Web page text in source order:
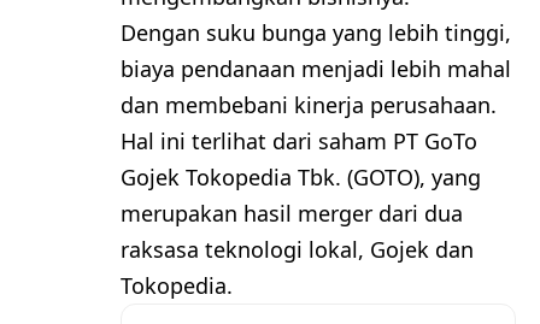
Dengan suku bunga yang lebih tinggi,
biaya pendanaan menjadi lebih mahal
dan membebani kinerja perusahaan.
Hal ini terlihat dari saham PT GoTo
Gojek Tokopedia Tbk. (GOTO), yang
merupakan hasil merger dari dua
raksasa teknologi lokal, Gojek dan
Tokopedia.